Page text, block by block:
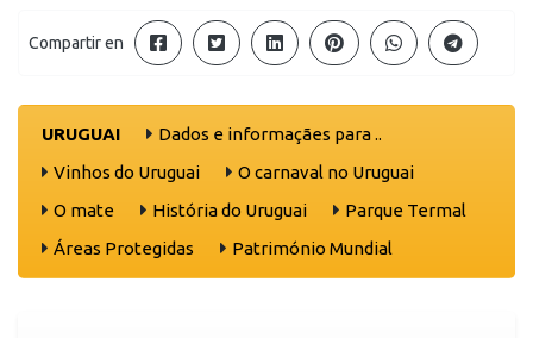
Compartir en
URUGUAI
Dados e informaçães para ..
Vinhos do Uruguai
O carnaval no Uruguai
O mate
História do Uruguai
Parque Termal
Áreas Protegidas
Património Mundial